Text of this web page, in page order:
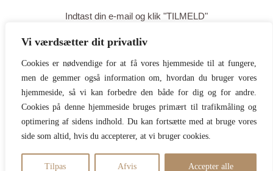
Vi værdsætter dit privatliv
Cookies er nødvendige for at få vores hjemmeside til at fungere,
men de gemmer også information om, hvordan du bruger vores
hjemmeside, så vi kan forbedre den både for dig og for andre.
Cookies på denne hjemmeside bruges primært til trafikmåling og
optimering af sidens indhold. Du kan fortsætte med at bruge vores
side som altid, hvis du accepterer, at vi bruger cookies.
Tilpas Afvis Accepter alle
Indtast din e-mail og klik "TILMELD"
TILMELD
Tak for din tilmelding - du er nu på
listen! Tilføj gerne
hello@beautyspace.dk til dine
kontakter, så du er sikker på at